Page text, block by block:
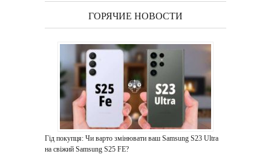
ГОРЯЧИЕ НОВОСТИ
Гід покупця: Чи варто змінювати ваш Samsung S23 Ultra
на свіжий Samsung S25 FE?